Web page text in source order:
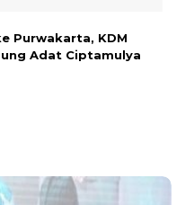
Purwakarta, KDM
Adat Ciptamulya